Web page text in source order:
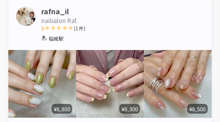
rafna_il
nailsalon Raf.
5
1 2 3 4
(1件)
稲城駅
¥8,800 ¥8,300 ¥8,500